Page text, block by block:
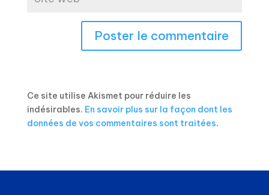
Ce site utilise Akismet pour réduire les
indésirables. En savoir plus sur la façon dont les
données de vos commentaires sont traitées.